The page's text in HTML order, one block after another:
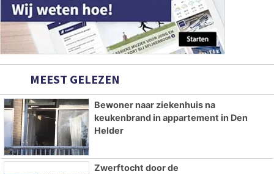
MEEST GELEZEN
Bewoner naar ziekenhuis na
keukenbrand in appartement in Den
Helder
Zwerftocht door de